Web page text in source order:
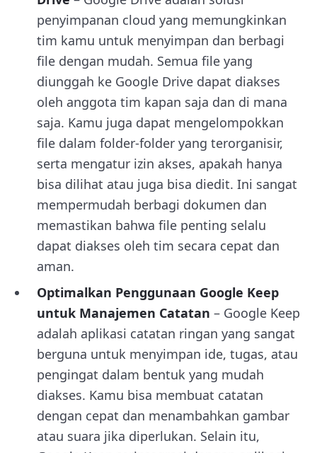
penyimpanan cloud yang memungkinkan
tim kamu untuk menyimpan dan berbagi
file dengan mudah. Semua file yang
diunggah ke Google Drive dapat diakses
oleh anggota tim kapan saja dan di mana
saja. Kamu juga dapat mengelompokkan
file dalam folder-folder yang terorganisir,
serta mengatur izin akses, apakah hanya
bisa dilihat atau juga bisa diedit. Ini sangat
mempermudah berbagi dokumen dan
memastikan bahwa file penting selalu
dapat diakses oleh tim secara cepat dan
aman.
Optimalkan Penggunaan Google Keep
untuk Manajemen Catatan – Google Keep
adalah aplikasi catatan ringan yang sangat
berguna untuk menyimpan ide, tugas, atau
pengingat dalam bentuk yang mudah
diakses. Kamu bisa membuat catatan
dengan cepat dan menambahkan gambar
atau suara jika diperlukan. Selain itu,